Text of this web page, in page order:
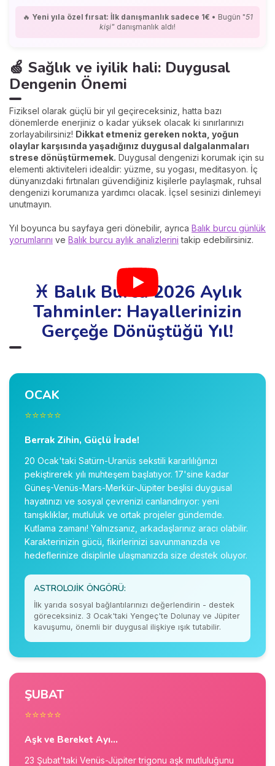
🔥 Yeni yıla özel fırsat: İlk danışmanlık sadece 1€ • Bugün "51
kişi" danışmanlık aldı!
🍏 Sağlık ve iyilik hali: Duygusal
Dengenin Önemi
Fiziksel olarak güçlü bir yıl geçireceksiniz, hatta bazı
dönemlerde enerjiniz o kadar yüksek olacak ki sınırlarınızı
zorlayabilirsiniz! Dikkat etmeniz gereken nokta, yoğun
olaylar karşısında yaşadığınız duygusal dalgalanmaları
strese dönüştürmemek. Duygusal dengenizi korumak için su
elementi aktiviteleri idealdir: yüzme, su yogası, meditasyon. İç
dünyanızdaki fırtınaları güvendiğiniz kişilerle paylaşmak, ruhsal
dengenizi korumanıza yardımcı olacak. İçsel sesinizi dinlemeyi
unutmayın.
Yıl boyunca bu sayfaya geri dönebilir, ayrıca Balık burcu günlük
yorumlarını ve Balık burcu aylık analizlerini takip edebilirsiniz.
♓ Balık Burcu 2026 Aylık
Tahminler: Hayallerinizin
Gerçeğe Dönüştüğü Yıl!
OCAK
⭐⭐⭐⭐⭐
Berrak Zihin, Güçlü İrade!
20 Ocak'taki Satürn-Uranüs sekstili kararlılığınızı
pekiştirerek yılı muhteşem başlatıyor. 17'sine kadar
Güneş-Venüs-Mars-Merkür-Jüpiter beşlisi duygusal
hayatınızı ve sosyal çevrenizi canlandırıyor: yeni
tanışıklıklar, mutluluk ve ortak projeler gündemde.
Kutlama zamanı! Yalnızsanız, arkadaşlarınız aracı olabilir.
Karakterinizin gücü, fikirlerinizi savunmanızda ve
hedeflerinize disiplinle ulaşmanızda size destek oluyor.
ASTROLOJIK ÖNGÖRÜ:
İlk yarıda sosyal bağlantılarınızı değerlendirin - destek
göreceksiniz. 3 Ocak'taki Yengeç'te Dolunay ve Jüpiter
kavuşumu, önemli bir duygusal ilişkiye ışık tutabilir.
ŞUBAT
⭐⭐⭐⭐⭐
Aşk ve Bereket Ayı...
23 Şubat'taki Venüs-Jüpiter trigonu aşk mutluluğunu